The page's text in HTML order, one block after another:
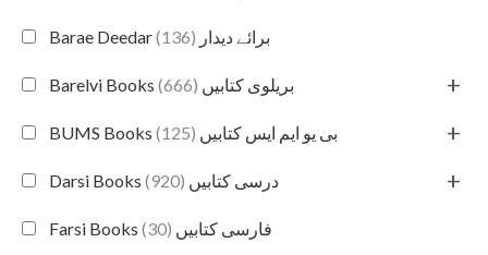
Barae Deedar برائے دیدار (136)
Barelvi Books بریلوی کتابیں (666) +
BUMS Books بی یو ایم ایس کتابیں (125) +
Darsi Books درسی کتابیں (920) +
Farsi Books فارسی کتابیں (30)